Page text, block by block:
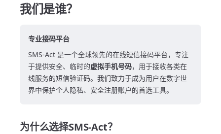
我们是谁？
专业接码平台
SMS-Act 是一个全球领先的在线短信接码平台，专注
于提供安全、临时的虚拟手机号码，用于接收各类在
线服务的短信验证码。我们致力于成为用户在数字世
界中保护个人隐私、安全注册账户的首选工具。
为什么选择SMS-Act？